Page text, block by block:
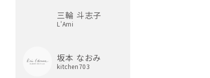
三輪 斗志子
L'Ami
坂本 なおみ
kitchen703